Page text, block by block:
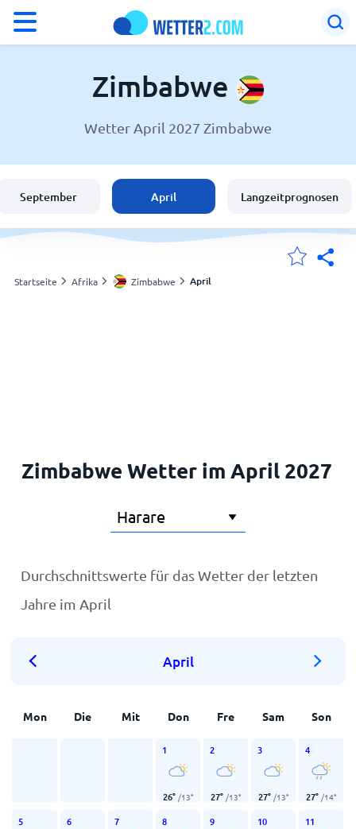
Wetter in Zimbabwe
Schweiz
Deutschland
Zimbabwe
Wetter April 2027 Zimbabwe
September April Langzeitprognosen
Startseite Afrika Zimbabwe April
Zimbabwe Wetter im April 2027
Durchschnittswerte für das Wetter der letzten
Jahre im April
April
Mon Die Mit Don Fre Sam Son
1
26° /13°
2
27° /13°
3
27° /13°
4
27° /14°
5 6 7 8 9 10 11